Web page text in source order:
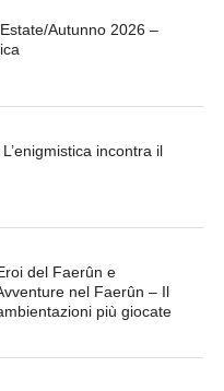
Autunno 2026 –
incontra il
del Faerûn e
nel Faerûn – Il
più giocate